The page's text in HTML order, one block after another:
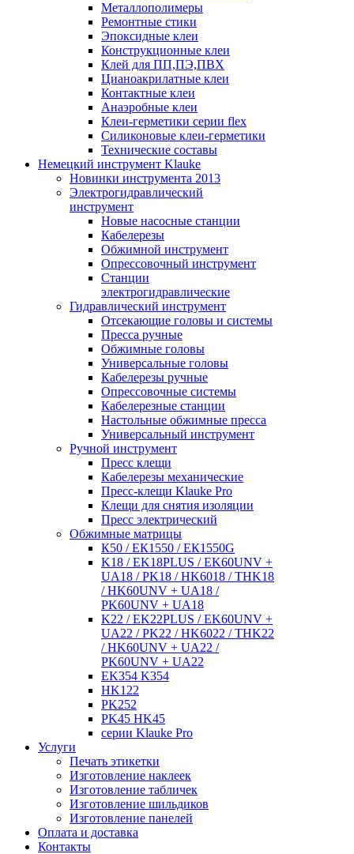
Металлополимеры
Ремонтные стики
Эпоксидные клеи
Конструкционные клеи
Клей для ПП,ПЭ,ПВХ
Цианоакрилатные клеи
Контактные клеи
Анаэробные клеи
Клеи-герметики серии flex
Силиконовые клеи-герметики
Технические составы
Немецкий инструмент Klauke
Новинки инструмента 2013
Электрогидравлический
инструмент
Новые насосные станции
Кабелерезы
Обжимной инструмент
Опрессовочный инструмент
Станции
электрогидравлические
Гидравлический инструмент
Отсекающие головы и системы
Пресса ручные
Обжимные головы
Универсальные головы
Кабелерезы ручные
Опрессовочные системы
Кабелерезные станции
Настольные обжимные пресса
Универсальный инструмент
Ручной инструмент
Пресс клещи
Кабелерезы механические
Пресс-клещи Klauke Pro
Клещи для снятия изоляции
Пресс электрический
Обжимные матрицы
К50 / ЕК1550 / ЕК1550G
K18 / EK18PLUS / EK60UNV +
UA18 / PK18 / HK6018 / THK18
/ HK60UNV + UA18 /
PK60UNV + UA18
K22 / EK22PLUS / EK60UNV +
UA22 / PK22 / HK6022 / THK22
/ HK60UNV + UA22 /
PK60UNV + UA22
EK354 K354
HK122
PK252
PK45 HK45
серии Klauke Pro
Услуги
Печать этикетки
Изготовление наклеек
Изготовление табличек
Изготовление шильдиков
Изготовление панелей
Оплата и доставка
Контакты